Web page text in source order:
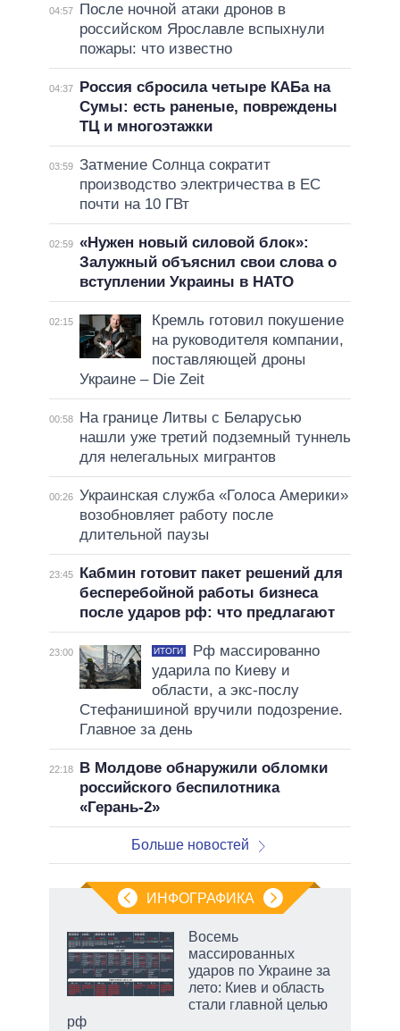
04:57
После ночной атаки дронов в
российском Ярославле вспыхнули
пожары: что известно
04:37
Россия сбросила четыре КАБа на
Сумы: есть раненые, повреждены
ТЦ и многоэтажки
03:59 Затмение Солнца сократит
производство электричества в ЕС
почти на 10 ГВт
02:59 «Нужен новый силовой блок»:
Залужный объяснил свои слова о
вступлении Украины в НАТО
02:15
Кремль готовил покушение
на руководителя компании,
поставляющей дроны
Украине – Die Zeit
00:58
На границе Литвы с Беларусью
нашли уже третий подземный туннель
для нелегальных мигрантов
00:26 Украинская служба «Голоса Америки»
возобновляет работу после
длительной паузы
23:45
Кабмин готовит пакет решений для
бесперебойной работы бизнеса
после ударов рф: что предлагают
23:00 ИТОГИ
Рф массированно
ударила по Киеву и
области, а экс-послу
Стефанишиной вручили подозрение.
Главное за день
22:18
В Молдове обнаружили обломки
российского беспилотника
«Герань-2»
Больше новостей
ИНФОГРАФИКА
Восемь
массированных
ударов по Украине за
лето: Киев и область
стали главной целью
рф